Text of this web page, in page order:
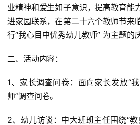
业精神和爱生如子意识，提高教育能
进家园联系，在第二十六个教师节来
行“我心目中优秀幼儿教师” 为主题的
二、活动内容：
1、家长调查问卷：面向家长发放“
师”调查问卷。
2、幼儿访谈：中大班班主任围绕“教